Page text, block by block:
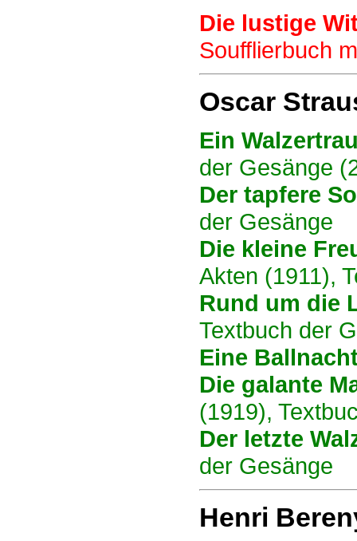
Die lustige
Soufflierbuch
Oscar
Ein
der Gesänge
Der tapfere
der Gesänge
Die kleine
Akten (1911),
Rund um die
Textbuch der
Eine
Die galante
(1919),
Der letzte
der Gesänge
Henri